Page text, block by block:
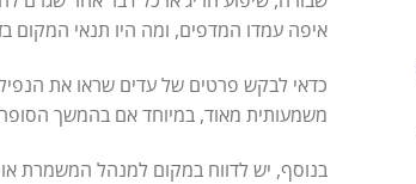
איפה עמדו המדפים, ומה היו תנאי המקום
כדאי לבקש פרטים של עדים שראו את
משמעותית מאוד, במיוחד אם בהמשך
בנוסף, יש לדווח במקום למנהל המשמרת